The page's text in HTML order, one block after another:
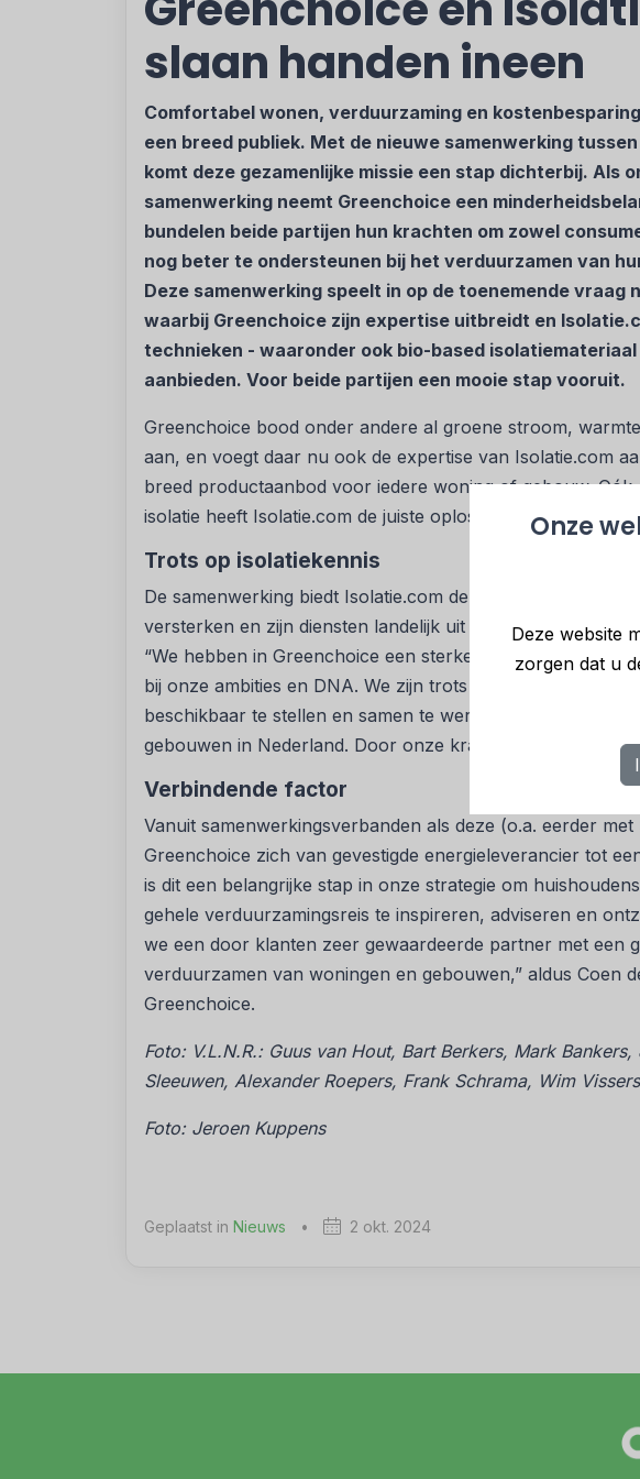
Onze
Deze website
zorgen dat u
slaan handen ineen
Comfortabel wonen, verduurzaming en
een breed publiek. Met de nieuwe samenwerking
komt deze gezamenlijke missie een stap dichterbij. Als
samenwerking neemt Greenchoice een
bundelen beide partijen hun krachten om zowel
nog beter te ondersteunen bij het verduurzamen van
Deze samenwerking speelt in op de toenemende vraag
waarbij Greenchoice zijn expertise uitbreidt en
technieken - waaronder ook bio-based
aanbieden. Voor beide partijen een mooie stap vooruit.
Greenchoice bood onder andere al groene stroom,
aan, en voegt daar nu ook de expertise van Isolatie.com
breed productaanbod voor iedere woning of gebouw. Oók
isolatie heeft Isolatie.com de juiste oplossingen.
Trots op isolatiekennis
De samenwerking biedt Isolatie.com de kans om zijn
versterken en zijn diensten landelijk uit te breiden. Jos
“We hebben in Greenchoice een sterke partner gevonden
bij onze ambities en DNA. We zijn trots om onze
beschikbaar te stellen en samen te werken aan de
gebouwen in Nederland. Door onze krachten te bundelen
Verbindende factor
Vanuit samenwerkingsverbanden als deze (o.a. eerder
Greenchoice zich van gevestigde energieleverancier tot
is dit een belangrijke stap in onze strategie om
gehele verduurzamingsreis te inspireren, adviseren en
we een door klanten zeer gewaardeerde partner met een
verduurzamen van woningen en gebouwen,” aldus Coen
Greenchoice.
Foto: V.L.N.R.: Guus van Hout, Bart Berkers, Mark
Sleeuwen, Alexander Roepers, Frank Schrama, Wim
Foto: Jeroen Kuppens
Geplaatst in Nieuws • 2 okt. 2024